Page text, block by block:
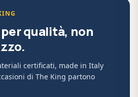
qualità, non
certificati, made in Italy
di The King partono